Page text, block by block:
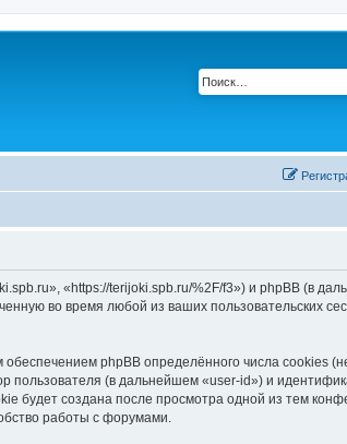
«https://terijoki.spb.ru/%2F/f3») и phpBB (в
во время любой из ваших пользовательских
phpBB определённого числа cookies
пользователя (в дальнейшем «user-id») и
будет создана после просмотра одной из тем
работы с форумами.